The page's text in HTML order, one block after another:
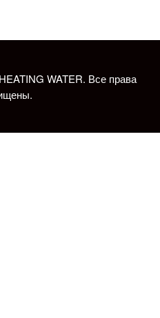
WATER. Все права